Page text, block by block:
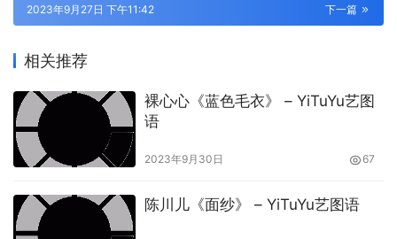
下一篇
2023年9月27日 下午11:42
相关推荐
裸心心《蓝色毛衣》 – YiTuYu艺图
语
2023年9月30日 67
陈川儿《面纱》 – YiTuYu艺图语